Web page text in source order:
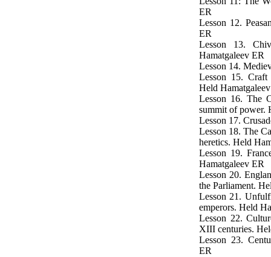
ER
Lesson 12.
ER
Lesson 13.
Hamatgaleev ER
Lesson 14.
Lesson 15.
Held
Lesson 16. The
summit of power.
Lesson 17.
Lesson 18. The
heretics. Held
Lesson 19.
Hamatgaleev ER
Lesson 20.
the Parliament.
Lesson 21.
emperors. Held
Lesson 22.
XIII centuries.
Lesson 23.
ER